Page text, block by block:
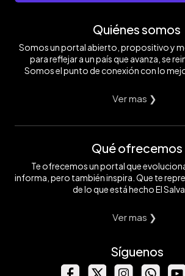
Quiénes somos
Somos un portal abierto, propositivo y
para reflejar a un país que avanza, se
Somos el punto de conexión con lo
Ver mas ❯
Qué ofrecemos
Te ofrecemos un portal que
informa, pero también inspira. Que te
de lo que está hecho El
Ver mas ❯
Síguenos